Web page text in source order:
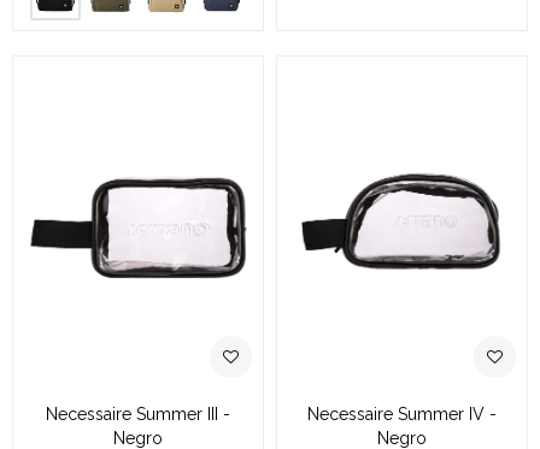
Necessaire Summer III -
Negro
Necessaire Summer IV -
Negro